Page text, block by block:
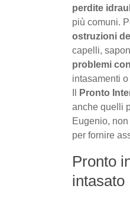
perdite
più comuni.
ostruzioni
capelli,
problemi
intasamenti
Pronto
anche quelli
Eugenio,
per fornire
Pronto
intasato